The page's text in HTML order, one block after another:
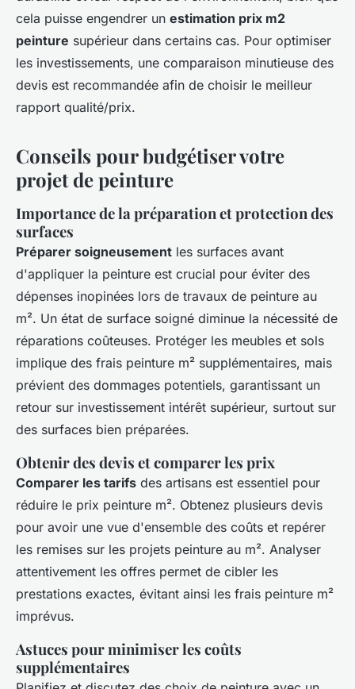
cela puisse engendrer un estimation prix m2
peinture supérieur dans certains cas. Pour optimiser
les investissements, une comparaison minutieuse des
devis est recommandée afin de choisir le meilleur
rapport qualité/prix.
Conseils pour budgétiser votre
projet de peinture
Importance de la préparation et protection des
surfaces
Préparer soigneusement les surfaces avant
d'appliquer la peinture est crucial pour éviter des
dépenses inopinées lors de travaux de peinture au
m². Un état de surface soigné diminue la nécessité de
réparations coûteuses. Protéger les meubles et sols
implique des frais peinture m² supplémentaires, mais
prévient des dommages potentiels, garantissant un
retour sur investissement intérêt supérieur, surtout sur
des surfaces bien préparées.
Obtenir des devis et comparer les prix
Comparer les tarifs des artisans est essentiel pour
réduire le prix peinture m². Obtenez plusieurs devis
pour avoir une vue d'ensemble des coûts et repérer
les remises sur les projets peinture au m². Analyser
attentivement les offres permet de cibler les
prestations exactes, évitant ainsi les frais peinture m²
imprévus.
Astuces pour minimiser les coûts
supplémentaires